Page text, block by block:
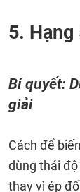
5. Hạng
Bí quyết:
giải
Cách để
dùng thái
thay vì ép